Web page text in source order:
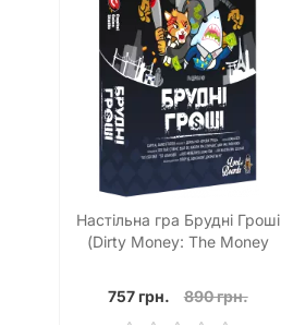
Настільна гра Брудні Гроші
(Dirty Money: The Money
757 грн.
890 грн.